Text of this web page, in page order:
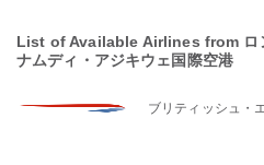
List of Available Airlines from ロ
ナムディ・アジキウェ国際空港
ブリティッシュ・